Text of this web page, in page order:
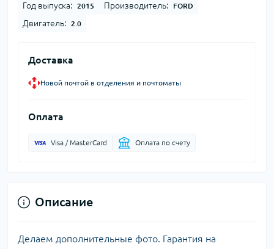
Год выпуска: 2015 Производитель: FORD
Двигатель: 2.0
Доставка
Новой почтой в отделения и почтоматы
Оплата
Visa / MasterCard Оплата по счету
Описание
Делаем дополнительные фото. Гарантия на